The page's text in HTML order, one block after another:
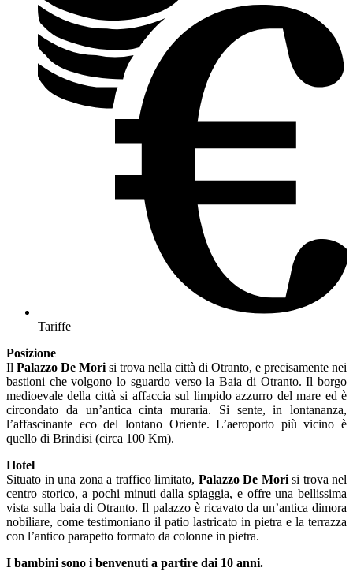
Tariffe
Posizione
Il Palazzo De Mori si trova nella città di Otranto, e precisamente nei
bastioni che volgono lo sguardo verso la Baia di Otranto. Il borgo
medioevale della città si affaccia sul limpido azzurro del mare ed è
circondato da un’antica cinta muraria. Si sente, in lontananza,
l’affascinante eco del lontano Oriente. L’aeroporto più vicino è
quello di Brindisi (circa 100 Km).
Hotel
Situato in una zona a traffico limitato, Palazzo De Morisi trova nel
centro storico, a pochi minuti dalla spiaggia, e offre una bellissima
vista sulla baia di Otranto. Il palazzo è ricavato da un’antica dimora
nobiliare, come testimoniano il patio lastricato in pietra e la terrazza
con l’antico parapetto formato da colonne in pietra.
I bambini sono i benvenuti a partire dai 10 anni.